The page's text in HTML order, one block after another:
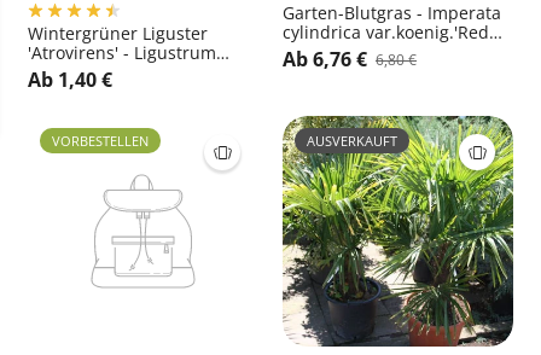
Wintergrüner Liguster
'Atrovirens' - Ligustrum
vulgare 'Atrovirens'
Ab 1,40 €
Garten-Blutgras - Imperata
cylindrica var.koenig.'Red
Baron'
Ab 6,76 € 6,80 €
VORBESTELLEN AUSVERKAUFT